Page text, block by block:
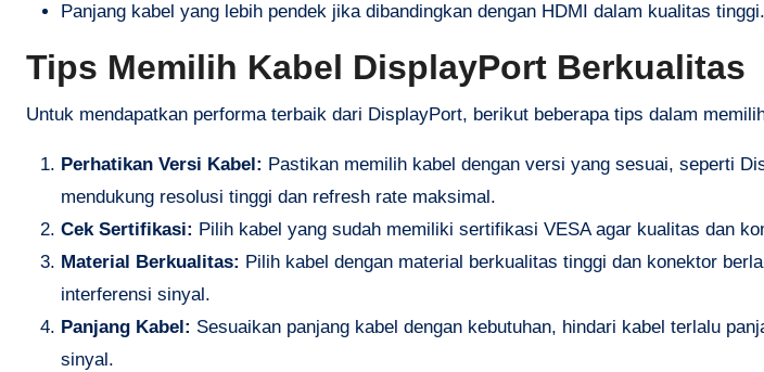
Panjang kabel yang lebih pendek jika dibandingkan dengan HDMI dalam kualitas tinggi.
Tips Memilih Kabel DisplayPort Berkualitas
Untuk mendapatkan performa terbaik dari DisplayPort, berikut beberapa tips dalam
Perhatikan Versi Kabel: Pastikan memilih kabel dengan versi yang sesuai, seperti
mendukung resolusi tinggi dan refresh rate maksimal.
Cek Sertifikasi: Pilih kabel yang sudah memiliki sertifikasi VESA agar kualitas dan
Material Berkualitas: Pilih kabel dengan material berkualitas tinggi dan konektor
interferensi sinyal.
Panjang Kabel: Sesuaikan panjang kabel dengan kebutuhan, hindari kabel terlalu
sinyal.